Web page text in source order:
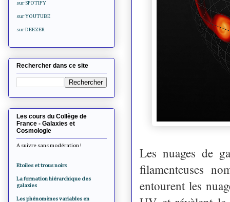
Les nuages de
filamenteuses
entourent les
sur SPOTIFY
sur YOUTUBE
sur DEEZER
Rechercher dans ce site
Les cours du Collège de
France - Galaxies et
Cosmologie
A suivre sans modération !
Etoiles et trous noirs
La formation hiérarchique des
galaxies
Les phénomènes variables en